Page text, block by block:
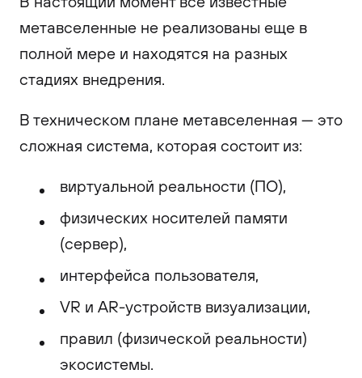
метавселенные не реализованы еще в
полной мере и находятся на разных
стадиях внедрения.
В техническом плане метавселенная — это
сложная система, которая состоит из:
виртуальной реальности (ПО),
физических носителей памяти
(сервер),
интерфейса пользователя,
VR и AR-устройств визуализации,
правил (физической реальности)
экосистемы.